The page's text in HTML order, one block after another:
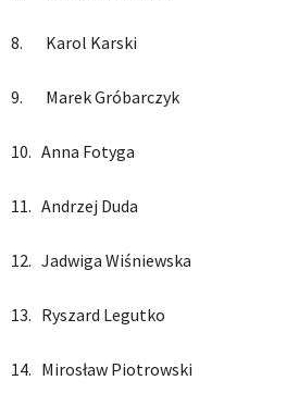
8. Karol Karski
9. Marek Gróbarczyk
10. Anna Fotyga
11. Andrzej Duda
12. Jadwiga Wiśniewska
13. Ryszard Legutko
14. Mirosław Piotrowski